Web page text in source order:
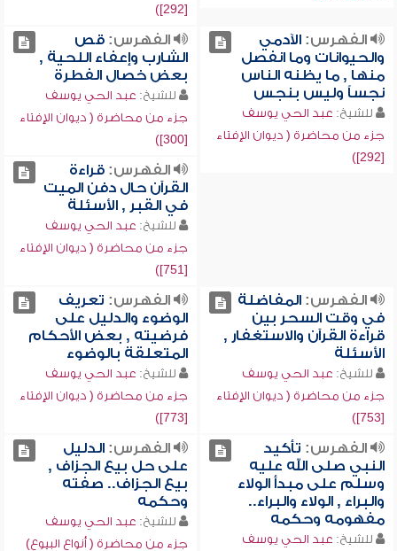
[292])
الفهرس:الآدمي
والحيوانات وما انفصل
منها , ما يظنه الناس
نجساً وليس بنجس
للشيخ: عبد الحي يوسف
جزء من محاضرة ( ديوان الإفتاء
[292])
الفهرس:قص
الشارب وإعفاء اللحية ,
بعض خصال الفطرة
للشيخ: عبد الحي يوسف
جزء من محاضرة ( ديوان الإفتاء
[300])
الفهرس:قراءة
القرآن حال دفن الميت
في القبر , الأسئلة
للشيخ: عبد الحي يوسف
جزء من محاضرة ( ديوان الإفتاء
[751])
الفهرس:المفاضلة
في وقت السحر بين
قراءة القرآن والاستغفار ,
الأسئلة
للشيخ: عبد الحي يوسف
جزء من محاضرة ( ديوان الإفتاء
[753])
الفهرس: تعريف
الوضوء والدليل على
فرضيته , بعض الأحكام
المتعلقة بالوضوء
للشيخ: عبد الحي يوسف
جزء من محاضرة ( ديوان الإفتاء
[773])
الفهرس: تأكيد
النبي صلى الله عليه
وسلم على مبدأ الولاء
والبراء , الولاء والبراء..
مفهومه وحكمه
للشيخ: عبد الحي يوسف
الفهرس:الدليل
على حل بيع الجزاف ,
بيع الجزاف.. صفته
وحكمه
للشيخ: عبد الحي يوسف
جزء من محاضرة ( أنواع البيوع)